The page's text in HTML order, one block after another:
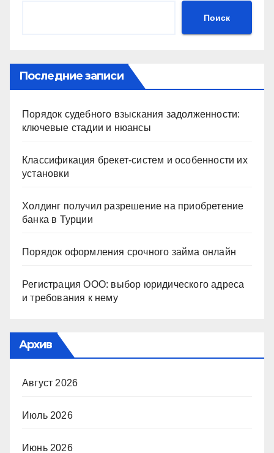
Поиск
Последние записи
Порядок судебного взыскания задолженности:
ключевые стадии и нюансы
Классификация брекет-систем и особенности их
установки
Холдинг получил разрешение на приобретение
банка в Турции
Порядок оформления срочного займа онлайн
Регистрация ООО: выбор юридического адреса
и требования к нему
Архив
Август 2026
Июль 2026
Июнь 2026